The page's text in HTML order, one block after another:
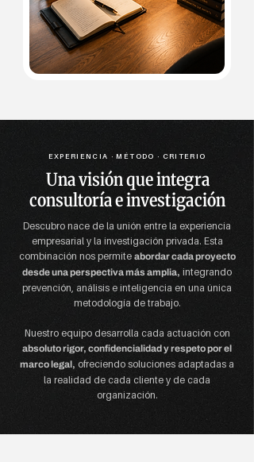
EXPERIENCIA · MÉTODO · CRITERIO
Una visión que integra
consultoría e investigación
Descubro nace de la unión entre la experiencia
empresarial y la investigación privada. Esta
combinación nos permite abordar cada proyecto
desde una perspectiva más amplia, integrando
prevención, análisis e inteligencia en una única
metodología de trabajo.
Nuestro equipo desarrolla cada actuación con
absoluto rigor, confidencialidad y respeto por el
marco legal, ofreciendo soluciones adaptadas a
la realidad de cada cliente y de cada
organización.